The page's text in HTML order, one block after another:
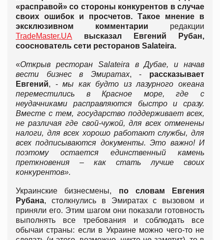
«расправой» со стороны конкурентов в случае
своих ошибок и просчетов. Такое мнение в
эксклюзивном комментарии редакции
TradeMaster.UA высказал Евгений Рубан,
сооснователь сети ресторанов Salateira.
«Открыв ресторан Salateira в Дубае, и начав
вести бизнес в Эмиратах, - рассказывает
Евгений, -мы как будто из лазурного океана
переместились в Красное море, где с
неудачниками расправляются быстро и сразу.
Вместе с тем, государство поддерживает всех,
не различая где свой-чужой, для всех отменены
налоги, для всех хорошо работают службы, для
всех подписываются документы. Это важно! И
поэтому остается единственный камень
преткновения – как стать лучше своих
конкурентов».
Украинские бизнесмены, по словам Евгения
Рубана, столкнулись в Эмиратах с вызовом и
приняли его. Этим шагом они показали готовность
выполнять все требования и соблюдать все
обычаи страны: если в Украине можно чего-то не